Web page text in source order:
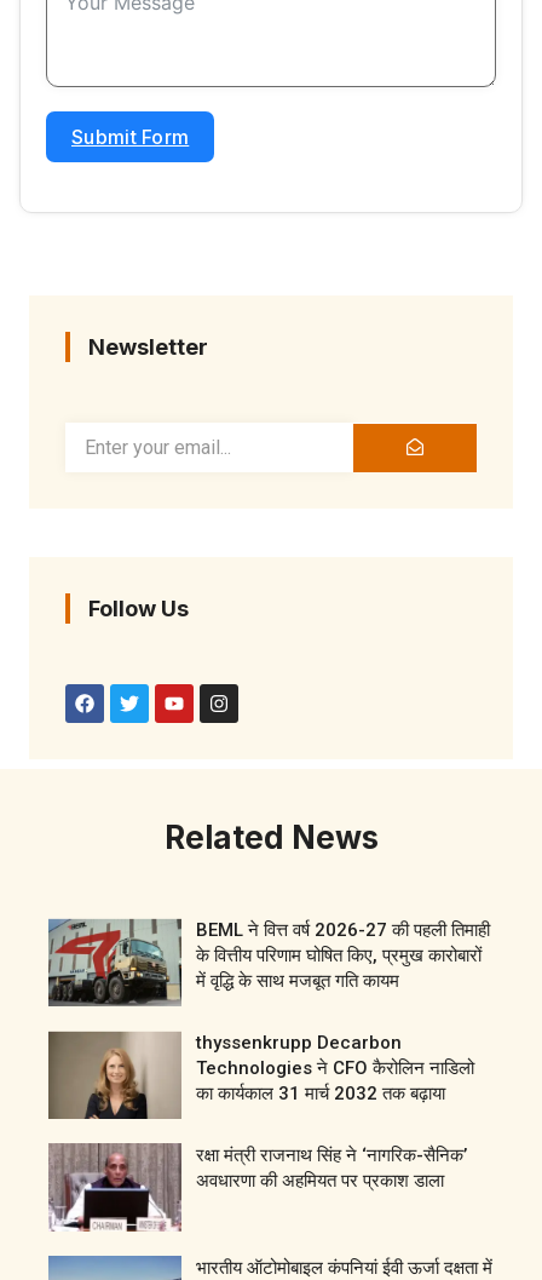
Submit Form
Newsletter
Follow Us
Related News
BEML ने वित्त वर्ष 2026-27 की पहली तिमाही
के वित्तीय परिणाम घोषित किए, प्रमुख कारोबारों
में वृद्धि के साथ मजबूत गति कायम
thyssenkrupp Decarbon
Technologies ने CFO कैरोलिन नाडिलो
का कार्यकाल 31 मार्च 2032 तक बढ़ाया
रक्षा मंत्री राजनाथ सिंह ने ‘नागरिक-सैनिक’
अवधारणा की अहमियत पर प्रकाश डाला
भारतीय ऑटोमोबाइल कंपनियां ईवी ऊर्जा दक्षता में